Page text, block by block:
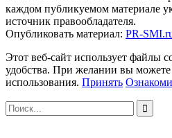
каждом публикуемом материале
источник правообладателя.
Опубликовать материал: PR-
Этот веб-сайт использует файлы
удобства. При желании вы можете
использования. Принять